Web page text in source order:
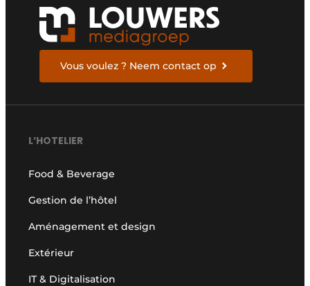
Vous voulez ? Neem contact op
L’HOTELIER
Food & Beverage
Gestion de l’hôtel
Aménagement et design
Extérieur
IT & Digitalisation